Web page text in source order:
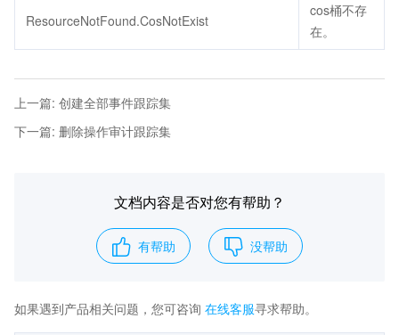
ResourceNotFound.CosNotExist
cos桶不存
在。
上一篇: 创建全部事件跟踪集
下一篇: 删除操作审计跟踪集
文档内容是否对您有帮助？
有帮助 没帮助
如果遇到产品相关问题，您可咨询 在线客服寻求帮助。